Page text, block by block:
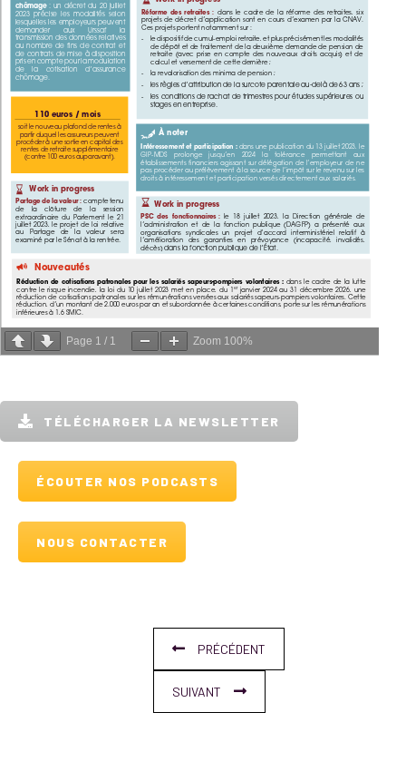
Page 1 / 1 Zoom 100%
TÉLÉCHARGER LA NEWSLETTER
ÉCOUTER NOS PODCASTS
NOUS CONTACTER
PRÉCÉDENT
SUIVANT